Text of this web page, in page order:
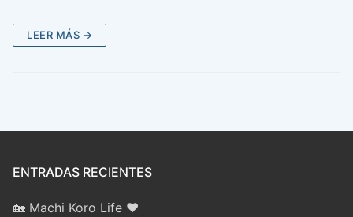
LEER MÁS →
ENTRADAS RECIENTES
🏡 Machi Koro Life ❤️